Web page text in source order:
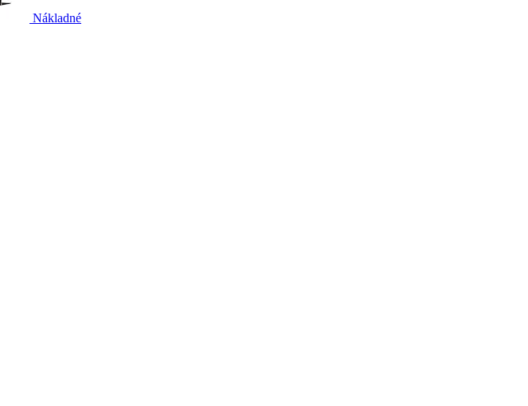
Nákladné